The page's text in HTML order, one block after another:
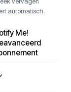
automatisch.
Me!